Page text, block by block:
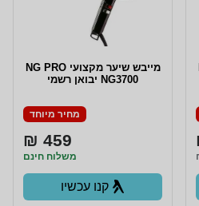
מייבש שיער מקצועי NG PRO
NG3700 יבואן רשמי
מחיר מיוחד
459 ₪
משלוח חינם
קנו עכשיו